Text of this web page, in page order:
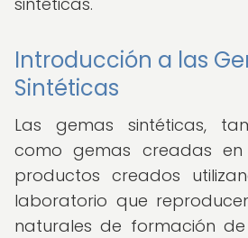
Introducción a las
Sintéticas
Las gemas sintéticas,
como gemas creadas en
productos creados
laboratorio que
naturales de formación